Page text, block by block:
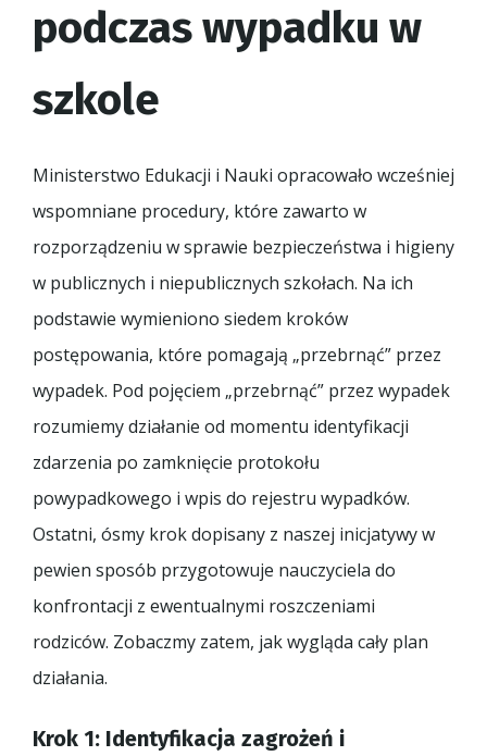
podczas wypadku w
szkole
Ministerstwo Edukacji i Nauki opracowało wcześniej
wspomniane procedury, które zawarto w
rozporządzeniu w sprawie bezpieczeństwa i higieny
w publicznych i niepublicznych szkołach. Na ich
podstawie wymieniono siedem kroków
postępowania, które pomagają „przebrnąć” przez
wypadek. Pod pojęciem „przebrnąć” przez wypadek
rozumiemy działanie od momentu identyfikacji
zdarzenia po zamknięcie protokołu
powypadkowego i wpis do rejestru wypadków.
Ostatni, ósmy krok dopisany z naszej inicjatywy w
pewien sposób przygotowuje nauczyciela do
konfrontacji z ewentualnymi roszczeniami
rodziców. Zobaczmy zatem, jak wygląda cały plan
działania.
Krok 1: Identyfikacja zagrożeń i